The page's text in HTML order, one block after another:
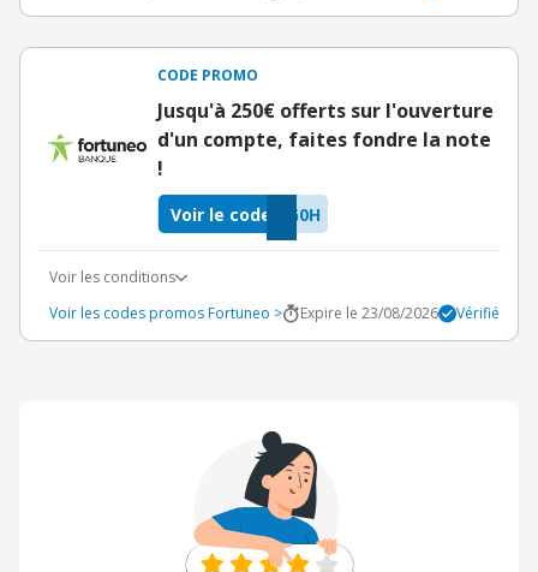
CODE PROMO
Jusqu'à 250€ offerts sur l'ouverture
d'un compte, faites fondre la note
!
G0H
Voir le code
Voir les conditions
Voir les codes promos Fortuneo >
Expire le 23/08/2026 Vérifié